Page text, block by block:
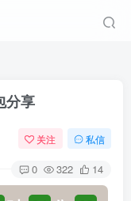
分享
关注 私信
0 322 14